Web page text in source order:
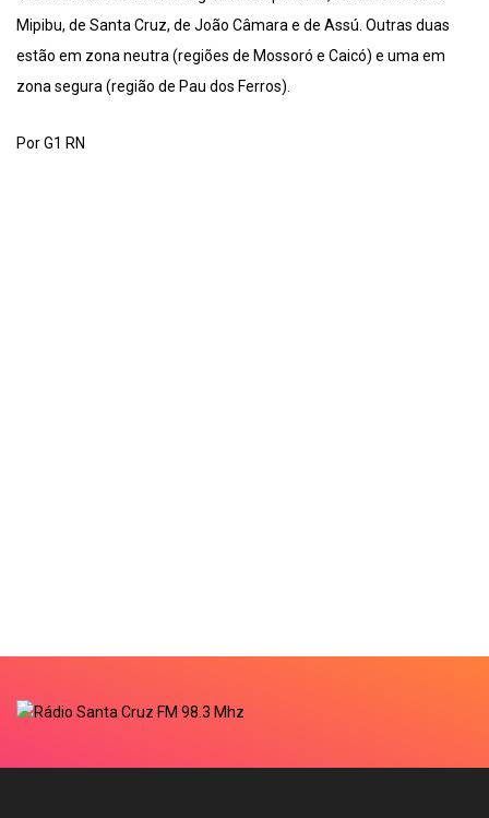
Mipibu, de Santa Cruz, de João Câmara e de Assú. Outras duas
estão em zona neutra (regiões de Mossoró e Caicó) e uma em
zona segura (região de Pau dos Ferros).
Por G1 RN